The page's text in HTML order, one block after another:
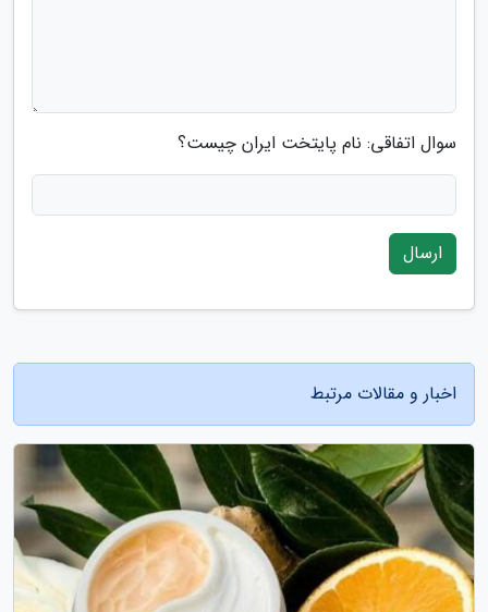
سوال اتفاقی: نام پایتخت ایران چیست؟
ارسال
اخبار و مقالات مرتبط